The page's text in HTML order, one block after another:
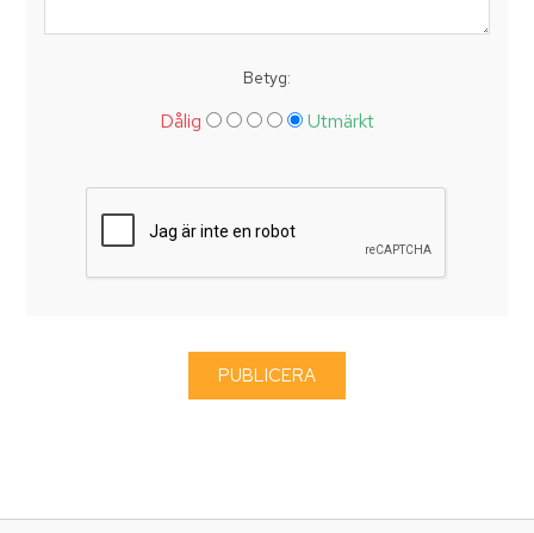
Betyg:
Dålig Utmärkt